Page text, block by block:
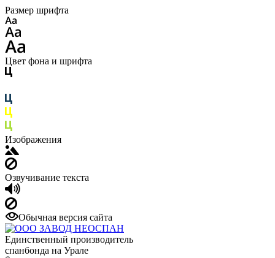
Размер шрифта
Цвет фона и шрифта
Изображения
Озвучивание текста
Обычная версия сайта
Единственный производитель
спанбонда на Урале